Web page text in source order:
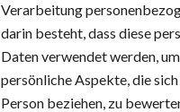
Verarbeitung
darin besteht, dass diese
Daten verwendet werden,
persönliche Aspekte, die
Person beziehen, zu